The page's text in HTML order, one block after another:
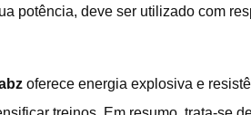
potência, deve ser utilizado com
oferece energia explosiva e